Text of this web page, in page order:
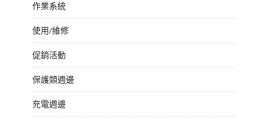
作業系統
使用/維修
促銷活動
保護類週邊
充電週邊